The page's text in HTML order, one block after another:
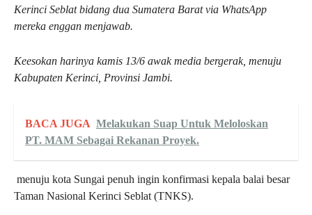
Kerinci Seblat bidang dua Sumatera Barat via WhatsApp
mereka enggan menjawab.
Keesokan harinya kamis 13/6 awak media bergerak, menuju
Kabupaten Kerinci, Provinsi Jambi.
BACA JUGA Melakukan Suap Untuk Meloloskan
PT. MAM Sebagai Rekanan Proyek.
menuju kota Sungai penuh ingin konfirmasi kepala balai besar
Taman Nasional Kerinci Seblat (TNKS).